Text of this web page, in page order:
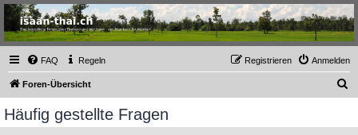
Thailand & Isaan Forum
- isaan-thai.ch
Das freundliche Forum über Thailand und den Isaan - von Membern für Member
FAQ Regeln Anmelden
Registrieren
Foren-Übersicht
Häufig gestellte Fragen